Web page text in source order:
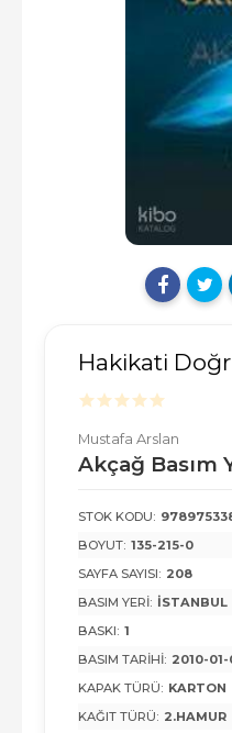
Hakikati
Mustafa Arslan
Akçağ Basım
STOK KODU:
BOYUT: 135-215-0
SAYFA SAYISI: 208
BASIM YERI: İSTANBUL
BASKI: 1
BASIM TARIHI: 2010-01-
KAPAK TÜRÜ: KARTON
KAĞIT TÜRÜ: 2.HAMUR